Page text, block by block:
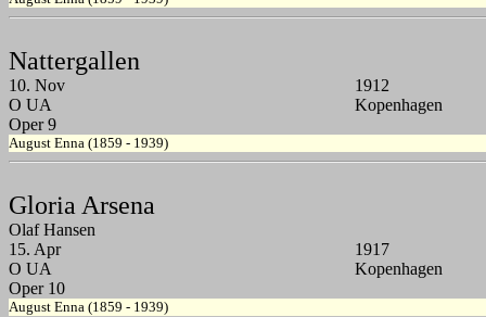
Nattergallen
10. Nov
1912
O UA
Kopenhagen
Oper 9
August Enna (1859 - 1939)
Gloria Arsena
Olaf Hansen
15. Apr
1917
O UA
Kopenhagen
Oper 10
August Enna (1859 - 1939)